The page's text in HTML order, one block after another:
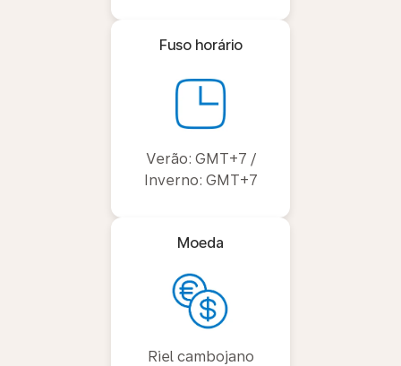
Fuso horário
Verão: GMT+7 /
Inverno: GMT+7
Moeda
Riel cambojano